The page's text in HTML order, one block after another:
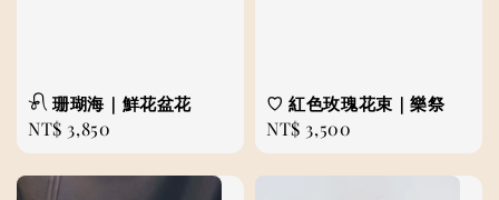
𓍯 珊瑚海｜鮮花盆花
Regular
price
NT$ 3,850
♡ 紅色玫瑰花束｜樂祭
Regular
price
NT$ 3,500